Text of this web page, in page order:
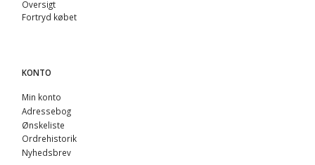
Oversigt
Fortryd købet
KONTO
Min konto
Adressebog
Ønskeliste
Ordrehistorik
Nyhedsbrev